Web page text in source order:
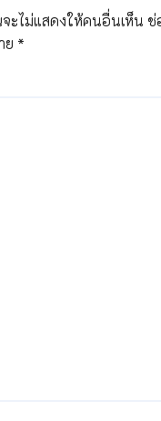
ะไม่แสดงให้คนอื่นเห็น ช่
ย *